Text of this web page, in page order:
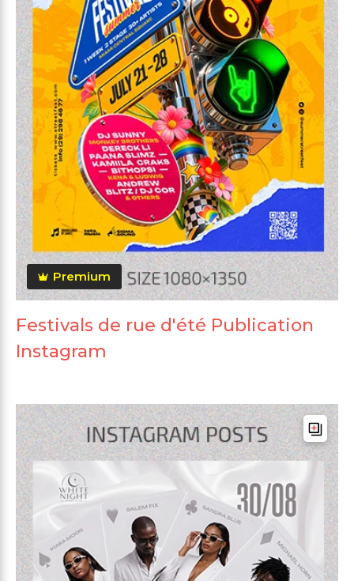
Premium
Festivals de rue d'été Publication
Instagram